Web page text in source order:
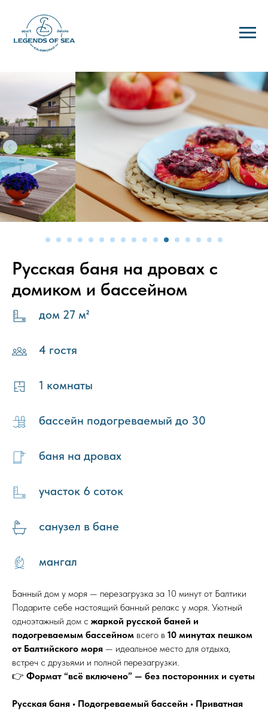
Русская баня на дровах с
домиком и бассейном
дом 27 м²
4 гостя
1 комнаты
бассейн подогреваемый до 30
баня на дровах
участок 6 соток
санузел в бане
мангал
Банный дом у моря — перезагрузка за 10 минут от Балтики
Подарите себе настоящий банный релакс у моря. Уютный
одноэтажный дом с жаркой русской баней и
подогреваемым бассейном всего в 10 минутах пешком
от Балтийского моря — идеальное место для отдыха,
встреч с друзьями и полной перезагрузки.
👉 Формат “всё включено” — без посторонних и суеты
Русская баня • Подогреваемый бассейн • Приватная